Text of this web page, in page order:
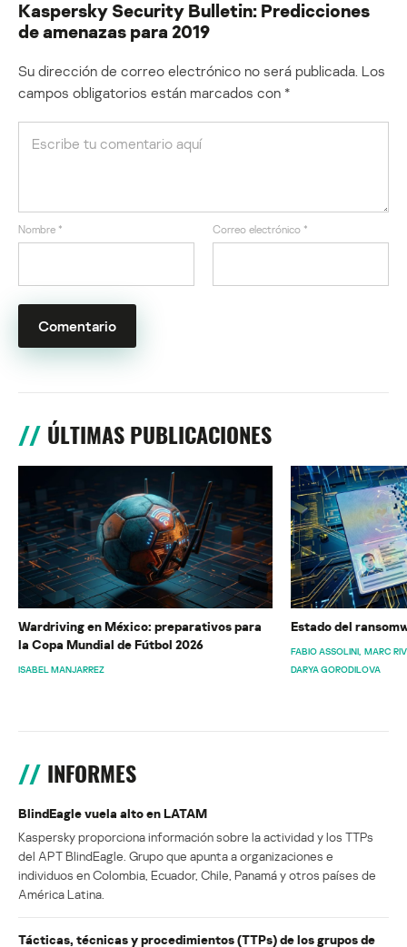
Kaspersky Security Bulletin: Predicciones
de amenazas para 2019
Su dirección de correo electrónico no será publicada. Los
campos obligatorios están marcados con *
Nombre * Correo electrónico *
ÚLTIMAS PUBLICACIONES
Wardriving en México: preparativos para
la Copa Mundial de Fútbol 2026
ISABEL MANJARREZ
Estado del
FABIO ASSOLINI MARC
DARYA GORODILOVA
INFORMES
BlindEagle vuela alto en LATAM
Kaspersky proporciona información sobre la actividad y los TTPs
del APT BlindEagle. Grupo que apunta a organizaciones e
individuos en Colombia, Ecuador, Chile, Panamá y otros países de
América Latina.
Tácticas, técnicas y procedimientos (TTPs) de los grupos de